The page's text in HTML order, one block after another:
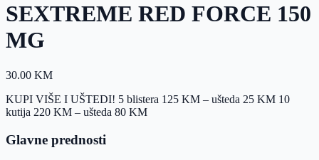
SEXTREME RED FORCE 150
MG
30.00 KM
KUPI VIŠE I UŠTEDI! 5 blistera 125 KM – ušteda 25 KM 10
kutija 220 KM – ušteda 80 KM
Glavne prednosti